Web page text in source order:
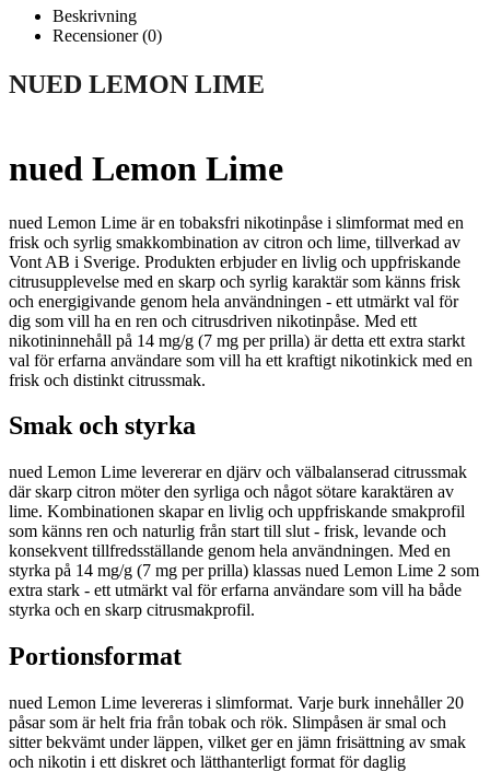
Beskrivning
Recensioner (0)
NUED LEMON LIME
nued Lemon Lime
nued Lemon Lime är en tobaksfri nikotinpåse i slimformat med en
frisk och syrlig smakkombination av citron och lime, tillverkad av
Vont AB i Sverige. Produkten erbjuder en livlig och uppfriskande
citrusupplevelse med en skarp och syrlig karaktär som känns frisk
och energigivande genom hela användningen - ett utmärkt val för
dig som vill ha en ren och citrusdriven nikotinpåse. Med ett
nikotininnehåll på 14 mg/g (7 mg per prilla) är detta ett extra starkt
val för erfarna användare som vill ha ett kraftigt nikotinkick med en
frisk och distinkt citrussmak.
Smak och styrka
nued Lemon Lime levererar en djärv och välbalanserad citrussmak
där skarp citron möter den syrliga och något sötare karaktären av
lime. Kombinationen skapar en livlig och uppfriskande smakprofil
som känns ren och naturlig från start till slut - frisk, levande och
konsekvent tillfredsställande genom hela användningen. Med en
styrka på 14 mg/g (7 mg per prilla) klassas nued Lemon Lime 2 som
extra stark - ett utmärkt val för erfarna användare som vill ha både
styrka och en skarp citrusmakprofil.
Portionsformat
nued Lemon Lime levereras i slimformat. Varje burk innehåller 20
påsar som är helt fria från tobak och rök. Slimpåsen är smal och
sitter bekvämt under läppen, vilket ger en jämn frisättning av smak
och nikotin i ett diskret och lätthanterligt format för daglig